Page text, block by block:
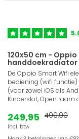
120x50 cm -
handdoekradiator
De Oppio Smart Wifi
bediening (wifi functie)
(voor zowel iOS als
Kinderslot, Open raam
249,95
Incl. btw
499,90